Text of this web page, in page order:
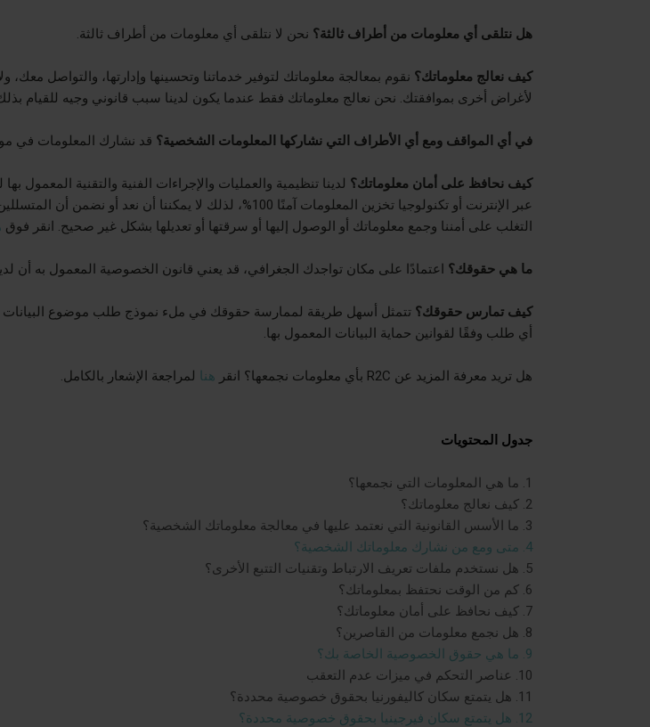
هل نتلقى أي معلومات من أطراف ثالثة؟ نحن لا نتلقى أي معلومات من أطراف ثالثة.
كيف نعالج معلوماتك؟ نقوم بمعالجة معلوماتك لتوفير خدماتنا وتحسينها وإدارتها، والتواصل معك،
لأغراض أخرى بموافقتك. نحن نعالج معلوماتك فقط عندما يكون لدينا سبب قانوني وجيه للقيام
في أي المواقف ومع أي الأطراف التي نشاركها المعلومات الشخصية؟ قد نشارك المعلومات في
كيف نحافظ على أمان معلوماتك؟ لدينا تنظيمية والعمليات والإجراءات الفنية والتقنية
عبر الإنترنت أو تكنولوجيا تخزين المعلومات آمنًا 100%، لذلك لا يمكننا أن نعد أو نضمن أن المتسللين أو مجرمي الإنترنت أو غيرهم من
التغلب على أمننا وجمع معلوماتك أو الوصول إليها أو سرقتها أو تعديلها بشكل غير صحيح. انقر فوق
ما هي حقوقك؟ اعتمادًا على مكان تواجدك الجغرافي، قد يعني قانون الخصوصية المعمول به أن
كيف تمارس حقوقك؟ تتمثل أسهل طريقة لممارسة حقوقك في ملء نموذج طلب موضوع البيانات
أي طلب وفقًا لقوانين حماية البيانات المعمول بها.
هل تريد معرفة المزيد عن R2C بأي معلومات نجمعها؟ انقر هنا لمراجعة الإشعار بالكامل.
جدول المحتويات
1. ما هي المعلومات التي نجمعها؟
2. كيف نعالج معلوماتك؟
3. ما الأسس القانونية التي نعتمد عليها في معالجة معلوماتك الشخصية؟
4. متى ومع من نشارك معلوماتك الشخصية؟
5. هل نستخدم ملفات تعريف الارتباط وتقنيات التتبع الأخرى؟
6. كم من الوقت نحتفظ بمعلوماتك؟
7. كيف نحافظ على أمان معلوماتك؟
8. هل نجمع معلومات من القاصرين؟
9. ما هي حقوق الخصوصية الخاصة بك؟
10. عناصر التحكم في ميزات عدم التعقب
11. هل يتمتع سكان كاليفورنيا بحقوق خصوصية محددة؟
12. هل يتمتع سكان فيرجينيا بحقوق خصوصية محددة؟